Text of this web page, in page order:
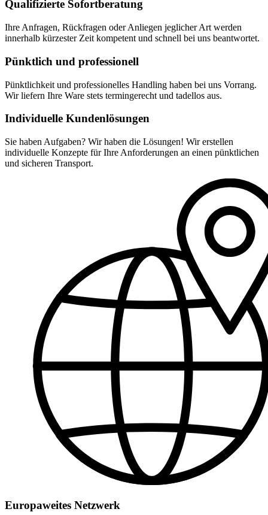
Qualifizierte Sofortberatung
Ihre Anfragen, Rückfragen oder Anliegen jeglicher Art werden
innerhalb kürzester Zeit kompetent und schnell bei uns beantwortet.
Pünktlich und professionell
Pünktlichkeit und professionelles Handling haben bei uns Vorrang.
Wir liefern Ihre Ware stets termingerecht und tadellos aus.
Individuelle Kundenlösungen
Sie haben Aufgaben? Wir haben die Lösungen! Wir erstellen
individuelle Konzepte für Ihre Anforderungen an einen pünktlichen
und sicheren Transport.
Europaweites Netzwerk